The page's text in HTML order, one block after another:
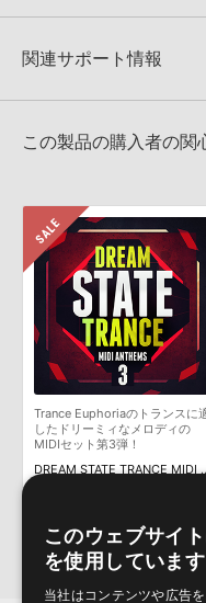
★1
4GBを超えるデータに関
きます際には、NTFSや
いただく必要がございま
知らせするメールの2通
ます説明に沿って、製品
サンプルパック製品には
用意しておりません。ご
わせなどは
テクニカルサポ
デモソングは、製品収録
めのデモンストレーショ
そのものをお使いいただ
構成する全てのサウンド
保証するものではありませ
しかねます。
50%OFF！サマーセール！
関連サポート情報
2022.06.06
2022.06.06
マークのついた情報は、
おります。ご覧頂くには、該
EUPHORIC TRANCE
この製品の購入者の関
Trance Euphoriaのトランスに
したドリーミィなメロディの
MIDIセット第3弾！
DREAM
このウェブサイ
を使用しています
当社はコンテンツや広告